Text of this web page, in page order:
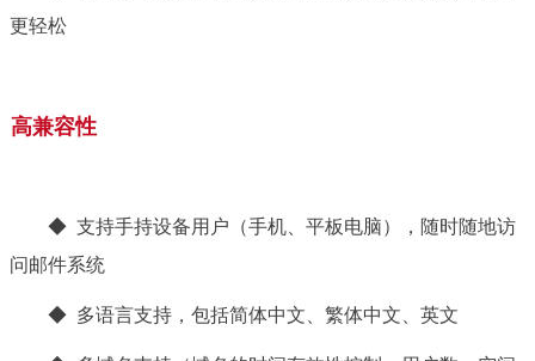
更轻松
高兼容性
◆ 支持手持设备用户（手机、平板电脑），随时随地访
问邮件系统
◆ 多语言支持，包括简体中文、繁体中文、英文